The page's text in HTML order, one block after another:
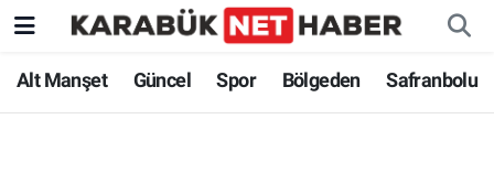
Alt Manşet Güncel Spor Bölgeden Safranbolu